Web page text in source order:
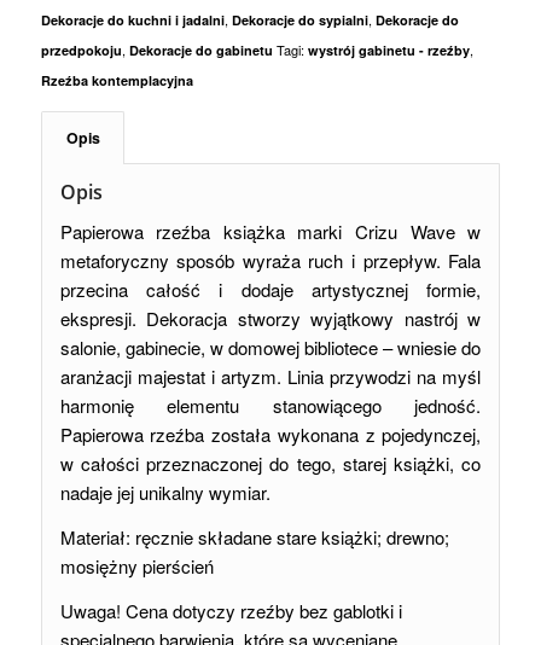
Dekoracje do kuchni i jadalni, Dekoracje do sypialni, Dekoracje do
przedpokoju, Dekoracje do gabinetu Tagi: wystrój gabinetu - rzeźby,
Rzeźba kontemplacyjna
Opis
Opis
Papierowa rzeźba książka marki Crizu Wave w
metaforyczny sposób wyraża ruch i przepływ. Fala
przecina całość i dodaje artystycznej formie,
ekspresji. Dekoracja stworzy wyjątkowy nastrój w
salonie, gabinecie, w domowej bibliotece – wniesie do
aranżacji majestat i artyzm. Linia przywodzi na myśl
harmonię elementu stanowiącego jedność.
Papierowa rzeźba została wykonana z pojedynczej,
w całości przeznaczonej do tego, starej książki, co
nadaje jej unikalny wymiar.
Materiał: ręcznie składane stare książki; drewno;
mosiężny pierścień
Uwaga! Cena dotyczy rzeźby bez gablotki i
specjalnego barwienia, które są wyceniane